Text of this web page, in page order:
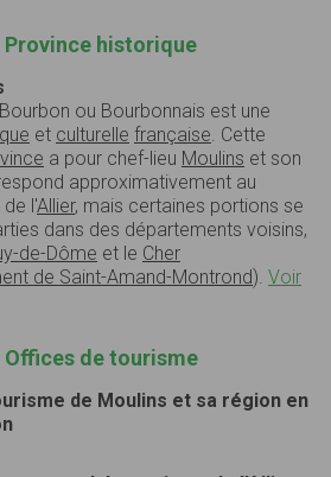
historique
ou Bourbonnais est une
et culturelle française. Cette
a pour chef-lieu Moulins et son
approximativement au
l'Allier, mais certaines portions se
dans des départements voisins,
de-Dôme et le Cher
de Saint-Amand-Montrond). Voir
de tourisme
de Moulins et sa région en